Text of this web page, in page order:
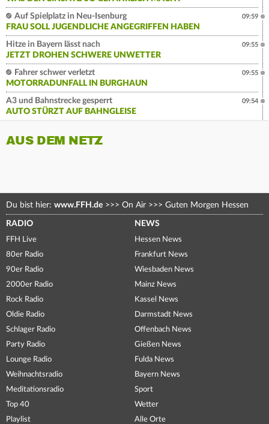
Auf Spielplatz in Neu-Isenburg
FRAU SOLL JUGENDLICHE ANGEGRIFFEN HABEN
09:59
Hitze in Bayern lässt nach
JETZT DROHEN SCHWERE UNWETTER
09:55
Fahrer schwer verletzt
MOTORRADUNFALL IN BURGHAUN
09:55
A3 und Bahnstrecke gesperrt
AUTO STÜRZT AUF BAHNGLEISE
09:54
AUS DEM NETZ
Du bist hier: www.FFH.de >>> On Air >>> Guten Morgen Hessen
RADIO
FFH Live
80er Radio
90er Radio
2000er Radio
Rock Radio
Oldie Radio
Schlager Radio
Party Radio
Lounge Radio
Weihnachtsradio
Meditationsradio
Top 40
Playlist
NEWS
Hessen News
Frankfurt News
Wiesbaden News
Mainz News
Kassel News
Darmstadt News
Offenbach News
Gießen News
Fulda News
Bayern News
Sport
Wetter
Alle Orte